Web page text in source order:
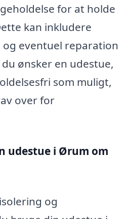
for at holde
kan inkludere
eventuel reparation
ønsker en udestue,
som muligt,
over for
udestue i Ørum om
og